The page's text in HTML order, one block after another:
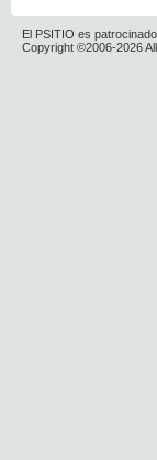
El PSITIO es
Copyright ©2006-2026